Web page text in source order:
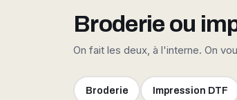
Broderie ou
On fait les deux, à l'interne. On
Broderie Impression DTF